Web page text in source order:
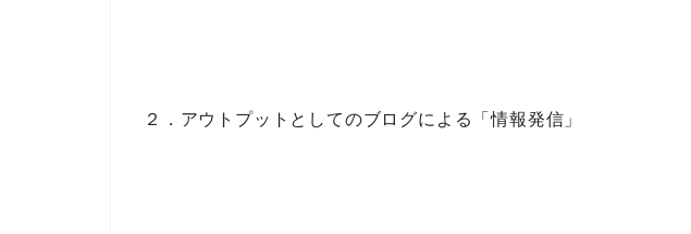
２．アウトプットとしてのブログによる「情報発信」